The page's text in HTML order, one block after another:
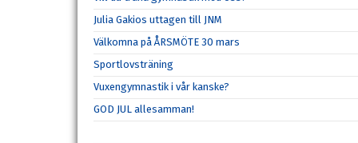
Julia Gakios uttagen till JNM
Välkomna på ÅRSMÖTE 30 mars
Sportlovsträning
Vuxengymnastik i vår kanske?
GOD JUL allesamman!